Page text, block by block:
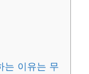
는 이유는 무